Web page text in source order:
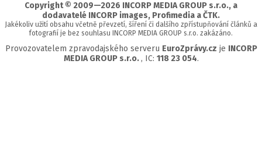
Copyright © 2009—2026 INCORP MEDIA GROUP s.r.o., a
dodavatelé INCORP images, Profimedia a ČTK.
Jakékoliv užití obsahu včetně převzetí, šíření či dalšího zpřístupňování článků a
fotografií je bez souhlasu INCORP MEDIA GROUP s.r.o. zakázáno.
Provozovatelem zpravodajského serveru EuroZprávy.cz je INCORP
MEDIA GROUP s.r.o. , IC: 118 23 054.